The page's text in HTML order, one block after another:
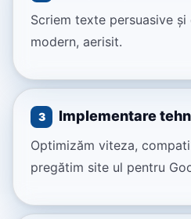
Scriem texte persuasive
modern, aerisit.
3 Implementare
Optimizăm viteza,
pregătim site ul pentru